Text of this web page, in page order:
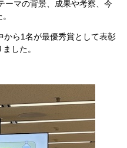
ーマの背景、成果や考察、今
から1名が最優秀賞として表彰
した。